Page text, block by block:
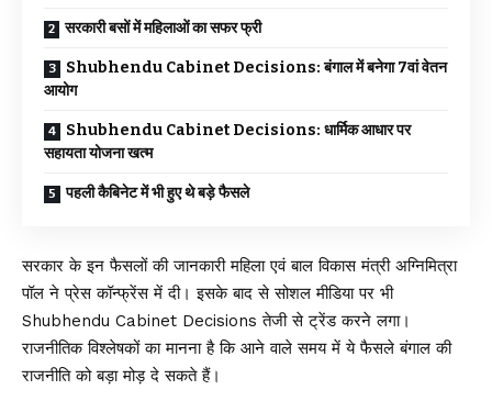
सरकारी बसों में महिलाओं का सफर फ्री
Shubhendu Cabinet Decisions: बंगाल में बनेगा 7वां वेतन
आयोग
Shubhendu Cabinet Decisions: धार्मिक आधार पर
सहायता योजना खत्म
पहली कैबिनेट में भी हुए थे बड़े फैसले
सरकार के इन फैसलों की जानकारी महिला एवं बाल विकास मंत्री अग्निमित्रा
पॉल ने प्रेस कॉन्फ्रेंस में दी। इसके बाद से सोशल मीडिया पर भी
Shubhendu Cabinet Decisions तेजी से ट्रेंड करने लगा।
राजनीतिक विश्लेषकों का मानना है कि आने वाले समय में ये फैसले बंगाल की
राजनीति को बड़ा मोड़ दे सकते हैं।